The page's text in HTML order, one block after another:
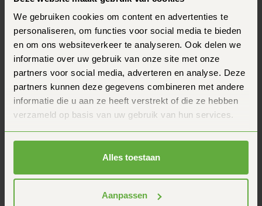
We gebruiken cookies om content en advertenties te
personaliseren, om functies voor social media te bieden
en om ons websiteverkeer te analyseren. Ook delen we
informatie over uw gebruik van onze site met onze
partners voor social media, adverteren en analyse. Deze
partners kunnen deze gegevens combineren met andere
informatie die u aan ze heeft verstrekt of die ze hebben
verzameld op basis van uw gebruik van hun services.
Alles toestaan
Aanpassen
Questions fréquentes
Tu as une autre question ? N'hésite pas à nous
contacter.
Comment de marche, de garantie du prix de ?
commande ?
Comment je peux être sûr que ce casque est
Ce casque est-il compatible avec un Cardo ou
Poids 1255 Grammes